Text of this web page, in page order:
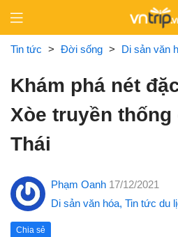
content
Tin tức > Đời sống > Di sản văn
Khám phá nét
Xòe truyền
Thái
Phạm Oanh 17/12/2021
Di sản văn hóa, Tin tức du
Chia sẻ